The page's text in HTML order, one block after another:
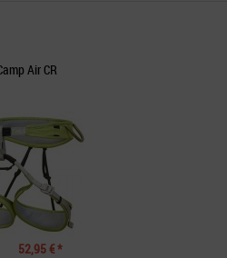
52,95 € *
Air CR